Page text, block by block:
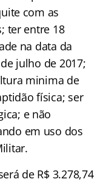
com as
ter entre 18
na data da
julho de 2017;
minima de
física; ser
e não
em uso dos
de R$ 3.278,74